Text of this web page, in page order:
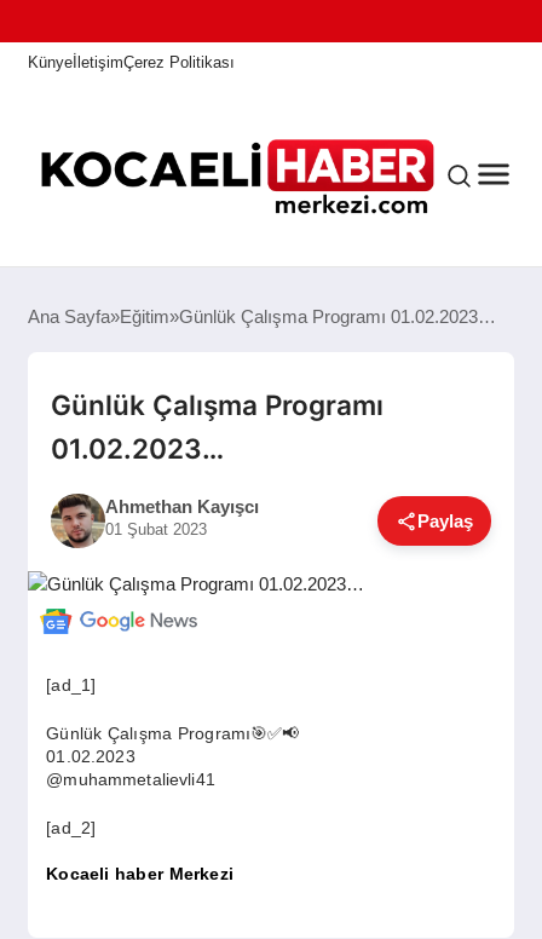
KünyeİletişimÇerez Politikası
ANASAYFA
KOCAELI HABER
GÜNDEM
EĞITIM
EKONOMI
Ana Sayfa Eğitim Günlük Çalışma Programı 01.02.2023…
Günlük Çalışma Programı
01.02.2023…
Ahmethan Kayışcı
01 Şubat 2023 Paylaş
[ad_1]
Günlük Çalışma Programı🎯✅📢
01.02.2023
@muhammetalievli41
[ad_2]
Kocaeli haber Merkezi